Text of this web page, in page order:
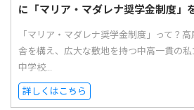
に「マリア・マダレナ奨学金制度」
「マリア・マダレナ奨学金制度」って？
舎を構え、広大な敷地を持つ中高一貫の
中学校...
詳しくはこちら